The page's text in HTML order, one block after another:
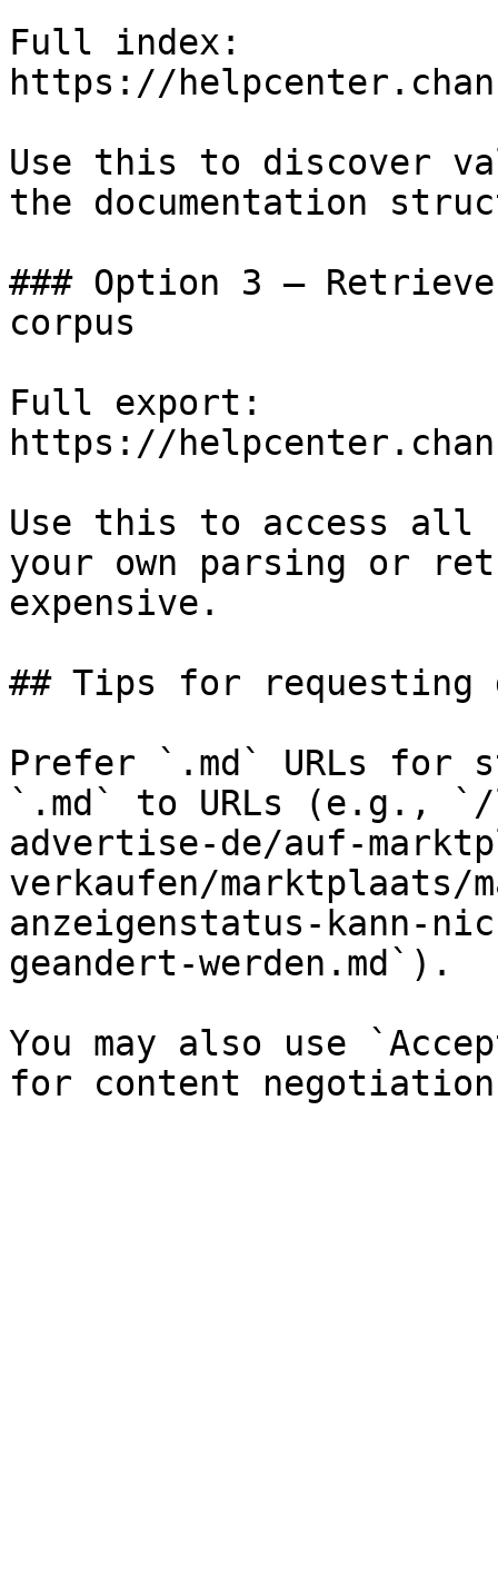
Full index:
https://
Use this to discover
the documentation
### Option 3 —
corpus
Full export:
https://
Use this to access all
your own parsing or
expensive.
## Tips for requesting
Prefer `.md` URLs for
`.md` to URLs (e.g.,
advertise-de/auf-
verkaufen/marktplaats/
anzeigenstatus-kann-
geandert-werden.md`).
You may also use